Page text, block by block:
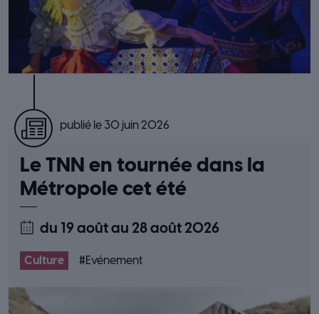
publié le 30 juin 2026
Le TNN en tournée dans la
Métropole cet été
du 19 aoûtau 28 août 2026
Culture #Evénement